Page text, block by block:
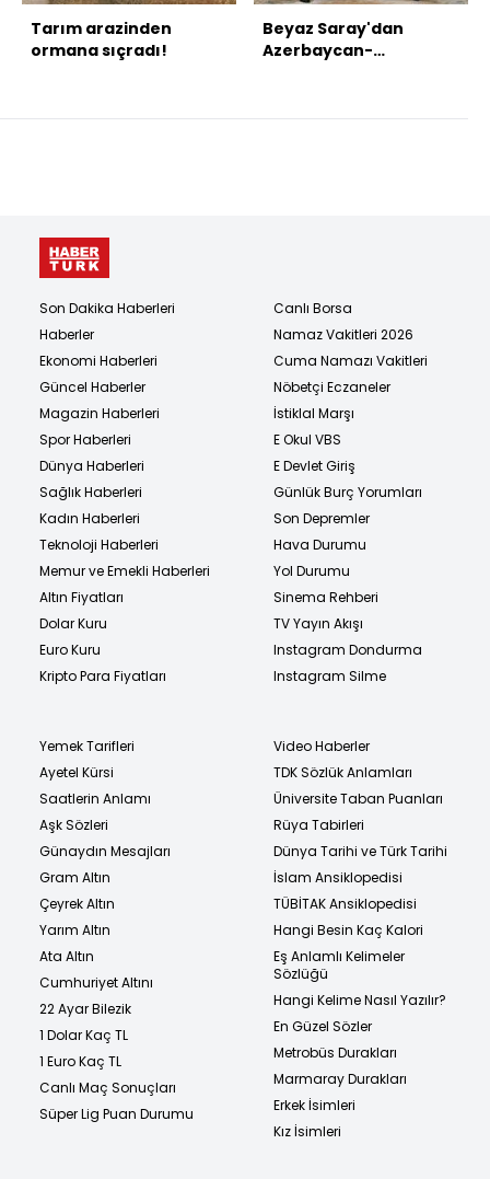
Tarım arazinden
ormana sıçradı!
Beyaz Saray'dan
Azerbaycan-
Son Dakika Haberleri
Haberler
Ekonomi Haberleri
Güncel Haberler
Magazin Haberleri
Spor Haberleri
Dünya Haberleri
Sağlık Haberleri
Kadın Haberleri
Teknoloji Haberleri
Memur ve Emekli Haberleri
Altın Fiyatları
Dolar Kuru
Euro Kuru
Kripto Para Fiyatları
Canlı Borsa
Namaz Vakitleri 2026
Cuma Namazı Vakitleri
Nöbetçi Eczaneler
İstiklal Marşı
E Okul VBS
E Devlet Giriş
Günlük Burç Yorumları
Son Depremler
Hava Durumu
Yol Durumu
Sinema Rehberi
TV Yayın Akışı
Instagram Dondurma
Instagram Silme
Yemek Tarifleri
Ayetel Kürsi
Saatlerin Anlamı
Aşk Sözleri
Günaydın Mesajları
Gram Altın
Çeyrek Altın
Yarım Altın
Ata Altın
Cumhuriyet Altını
22 Ayar Bilezik
1 Dolar Kaç TL
1 Euro Kaç TL
Canlı Maç Sonuçları
Süper Lig Puan Durumu
Video Haberler
TDK Sözlük Anlamları
Üniversite Taban Puanları
Rüya Tabirleri
Dünya Tarihi ve Türk Tarihi
İslam Ansiklopedisi
TÜBİTAK Ansiklopedisi
Hangi Besin Kaç Kalori
Eş Anlamlı Kelimeler
Sözlüğü
Hangi Kelime Nasıl Yazılır?
En Güzel Sözler
Metrobüs Durakları
Marmaray Durakları
Erkek İsimleri
Kız İsimleri